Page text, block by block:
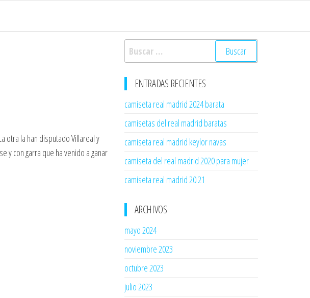
otra la han disputado Villareal y
y con garra que ha venido a ganar
Buscar:
ENTRADAS RECIENTES
camiseta real madrid 2024 barata
camisetas del real madrid baratas
camiseta real madrid keylor navas
camiseta del real madrid 2020 para mujer
camiseta real madrid 20 21
ARCHIVOS
mayo 2024
noviembre 2023
octubre 2023
julio 2023